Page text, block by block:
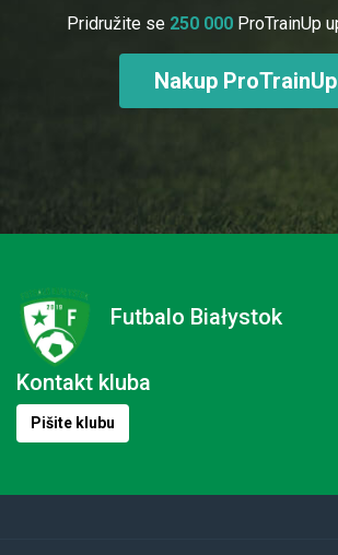
Pridružite se 250 000ProTrainUp
Nakup ProTrainUp
Futbalo Białystok
Kontakt kluba
Pišite klubu